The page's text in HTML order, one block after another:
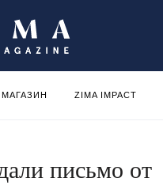
МАГАЗИН ZIMA IMPACT
письмо от